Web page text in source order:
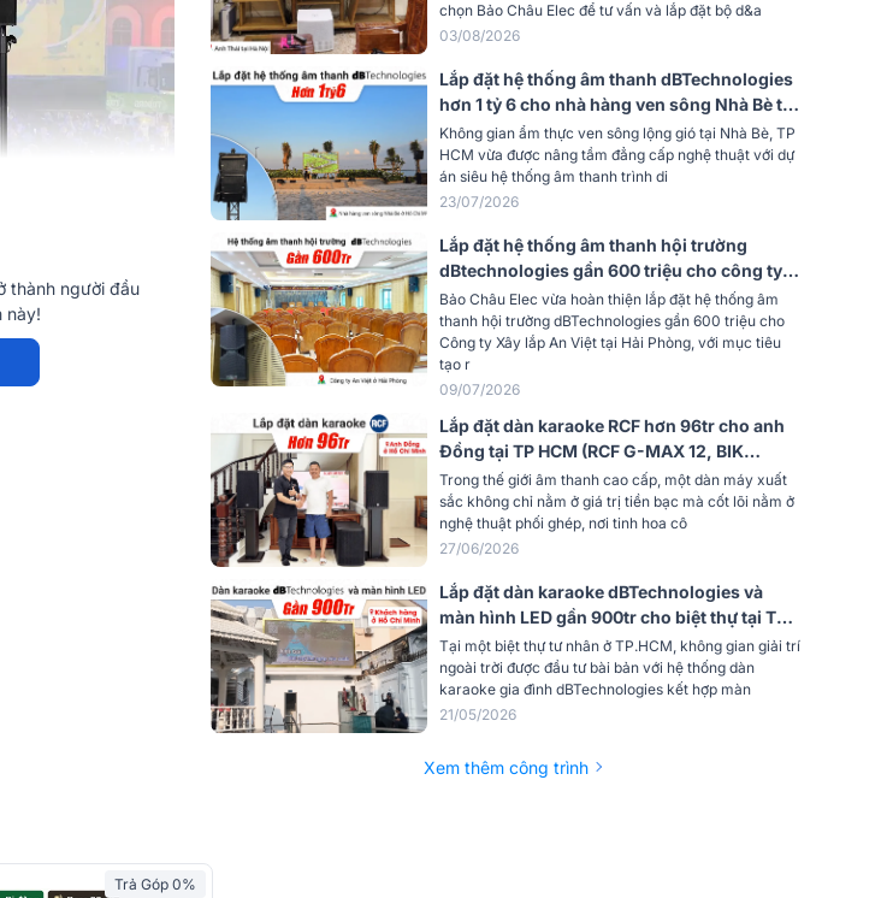
thành người đầu
này!
chọn Bảo Châu Elec để tư vấn và lắp đặt bộ d&a
03/08/2026
Lắp đặt hệ thống âm thanh dBTechnologies
hơn 1 tỷ 6 cho nhà hàng ven sông Nhà Bè tại
TP HCM (DVA T8, Qu-5D, DVA S30N,
FMX15...)
Không gian ẩm thực ven sông lộng gió tại Nhà Bè, TP
HCM vừa được nâng tầm đẳng cấp nghệ thuật với dự
án siêu hệ thống âm thanh trình di
23/07/2026
Lắp đặt hệ thống âm thanh hội trường
dBtechnologies gần 600 triệu cho công ty
An Việt ở Hải Phòng (Reevo 212,VIO S115,
FMX12, Midas M32R Live,...)
Bảo Châu Elec vừa hoàn thiện lắp đặt hệ thống âm
thanh hội trường dBTechnologies gần 600 triệu cho
Công ty Xây lắp An Việt tại Hải Phòng, với mục tiêu
tạo r
09/07/2026
Lắp đặt dàn karaoke RCF hơn 96tr cho anh
Đồng tại TP HCM (RCF G-MAX 12, BIK
VM820A, BIK VK-R51, dBTechnologies
Sub615, BS790S...)
Trong thế giới âm thanh cao cấp, một dàn máy xuất
sắc không chỉ nằm ở giá trị tiền bạc mà cốt lõi nằm ở
nghệ thuật phối ghép, nơi tinh hoa cô
27/06/2026
Lắp đặt dàn karaoke dBTechnologies và
màn hình LED gần 900tr cho biệt thự tại TP
HCM (Vio X206-100, Vio S115, CQ-12T,
BLX288A/B58)
Tại một biệt thự tư nhân ở TP.HCM, không gian giải trí
ngoài trời được đầu tư bài bản với hệ thống dàn
karaoke gia đình dBTechnologies kết hợp màn
21/05/2026
Xem thêm công trình
Trả Góp 0%